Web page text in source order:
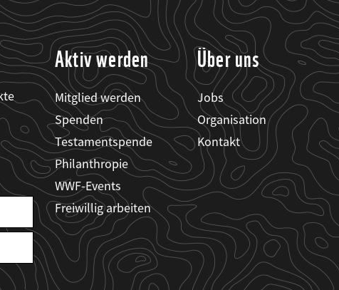
Aktiv werden
Mitglied werden
Spenden
Testamentspende
Philanthropie
WWF-Events
Freiwillig arbeiten
Über uns
Jobs
Organisation
Kontakt